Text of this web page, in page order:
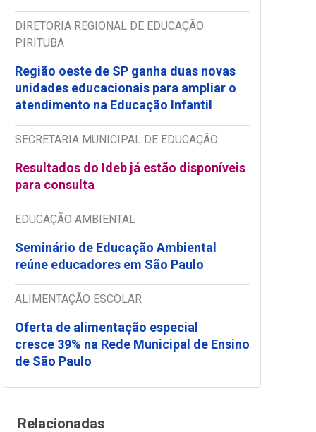
DIRETORIA REGIONAL DE EDUCAÇÃO
PIRITUBA
Região oeste de SP ganha duas novas
unidades educacionais para ampliar o
atendimento na Educação Infantil
SECRETARIA MUNICIPAL DE EDUCAÇÃO
Resultados do Ideb já estão disponíveis
para consulta
EDUCAÇÃO AMBIENTAL
Seminário de Educação Ambiental
reúne educadores em São Paulo
ALIMENTAÇÃO ESCOLAR
Oferta de alimentação especial
cresce 39% na Rede Municipal de Ensino
de São Paulo
Relacionadas